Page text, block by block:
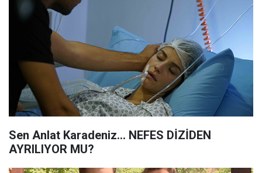
Sen Anlat Karadeniz... NEFES DİZİDEN
AYRILIYOR MU?